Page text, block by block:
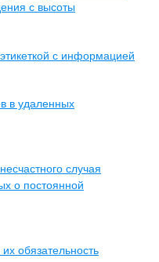
с высоты
с информацией
в удаленных
случая
о постоянной
обязательность